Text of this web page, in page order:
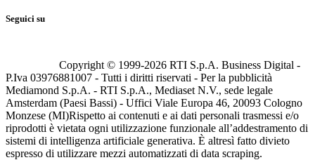
Seguici su
Copyright © 1999-2026 RTI S.p.A. Business Digital -
P.Iva 03976881007 - Tutti i diritti riservati - Per la pubblicità
Mediamond S.p.A. - RTI S.p.A., Mediaset N.V., sede legale
Amsterdam (Paesi Bassi) - Uffici Viale Europa 46, 20093 Cologno
Monzese (MI)Rispetto ai contenuti e ai dati personali trasmessi e/o
riprodotti è vietata ogni utilizzazione funzionale all’addestramento di
sistemi di intelligenza artificiale generativa. È altresì fatto divieto
espresso di utilizzare mezzi automatizzati di data scraping.